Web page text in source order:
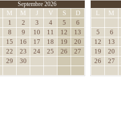
Septembre 2026
M M J V S
D
1
2 3 4 5
6
8 9 10 11 12
13
15 16 17 18 19
20
22 23 24 25 26
27
29 30
L M
5
6
12
13
19
20
26
27